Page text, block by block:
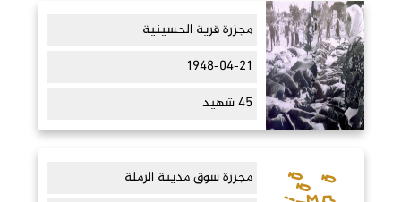
مجزرة قرية الحسينية
1948-04-21
45 شهيد
مجزرة سوق مدينة الرملة